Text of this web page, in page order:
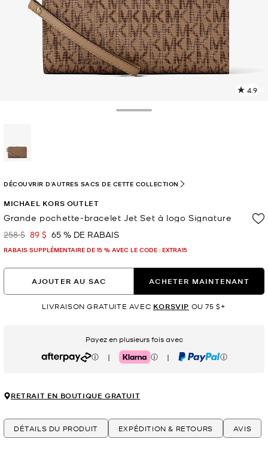
4.9
MICHAEL KORS OUTLET
Grande pochette-bracelet Jet Set à logo Signature
était
258 $ maintenant
89 $ 65 % DE RABAIS
RABAIS SUPPLÉMENTAIRE DE 15 % AVEC LE CODE : EXTRA15
DÉCOUVRIR D'AUTRES SACS DE CETTE COLLECTION
AJOUTER AU SAC ACHETER MAINTENANT
LIVRAISON GRATUITE AVEC KORSVIP OU 75 $+
Payez en plusieurs fois avec
Afterpay | Klarna | PayPal
RETRAIT EN BOUTIQUE GRATUIT
DÉTAILS DU PRODUIT EXPÉDITION & RETOURS AVIS